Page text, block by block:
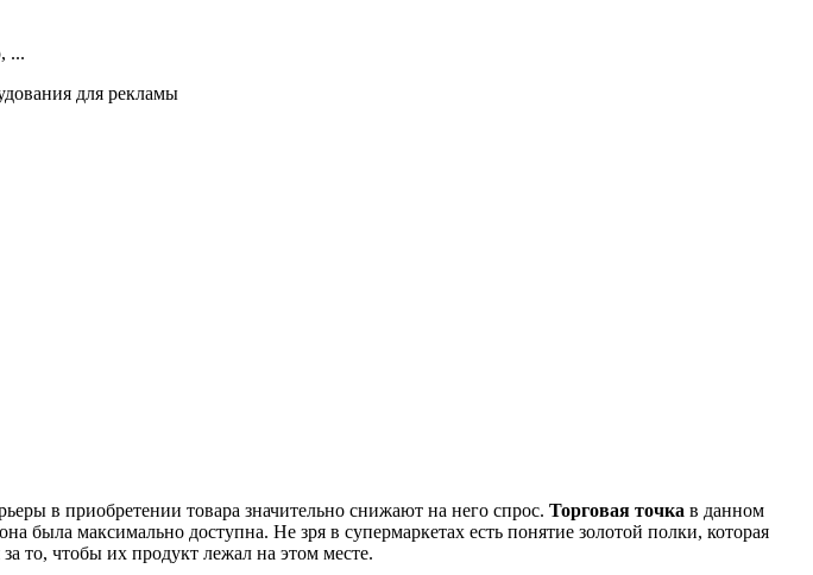
...
в приобретении товара значительно снижают на него спрос. Торговая точка в данном
была максимально доступна. Не зря в супермаркетах есть понятие золотой полки, которая
то, чтобы их продукт лежал на этом месте.